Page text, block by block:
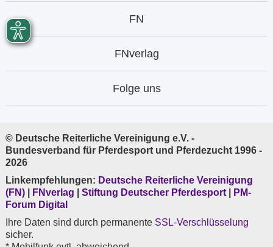
FN
FNverlag
Folge uns
© Deutsche Reiterliche Vereinigung e.V. -
Bundesverband für Pferdesport und Pferdezucht 1996 -
2026
Linkempfehlungen: Deutsche Reiterliche Vereinigung
(FN)
FNverlag Stiftung Deutscher Pferdesport
PM-
Forum Digital
Ihre Daten sind durch permanente SSL-Verschlüsselung
sicher.